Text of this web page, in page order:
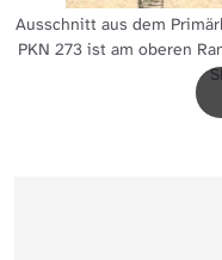
Ausschnitt aus dem
PKN 273 ist am oberen